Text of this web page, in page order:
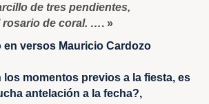
de tres pendientes,
rosario de coral. …. »
versos Mauricio Cardozo
momentos previos a la fiesta, es
antelación a la fecha?,